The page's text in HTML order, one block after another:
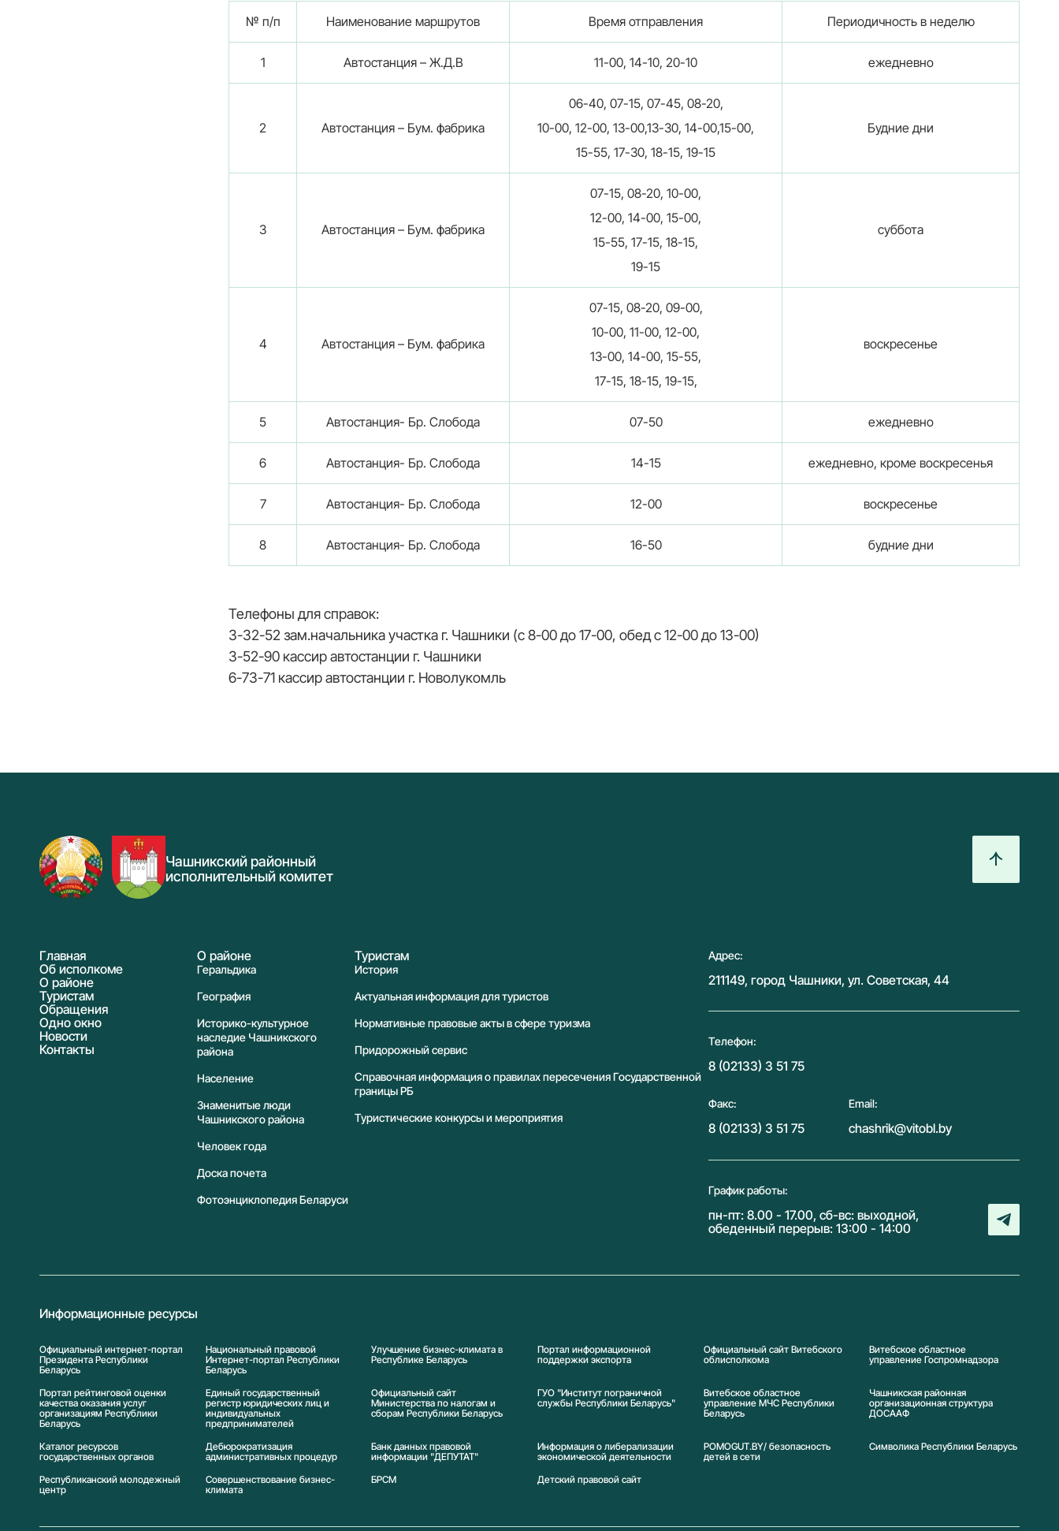
№ п/п Наименование маршрутов Время отправления Периодичность в неделю
1 Автостанция – Ж.Д.В 11-00, 14-10, 20-10 ежедневно
2 Автостанция – Бум. фабрика
06-40, 07-15, 07-45, 08-20,
10-00, 12-00, 13-00,13-30, 14-00,15-00,
15-55, 17-30, 18-15, 19-15
Будние дни
3 Автостанция – Бум. фабрика
07-15, 08-20, 10-00,
12-00, 14-00, 15-00,
15-55, 17-15, 18-15,
19-15
суббота
4 Автостанция – Бум. фабрика
07-15, 08-20, 09-00,
10-00, 11-00, 12-00,
13-00, 14-00, 15-55,
17-15, 18-15, 19-15,
воскресенье
5 Автостанция- Бр. Слобода 07-50 ежедневно
6 Автостанция- Бр. Слобода 14-15 ежедневно, кроме воскресенья
7 Автостанция- Бр. Слобода 12-00 воскресенье
8 Автостанция- Бр. Слобода 16-50 будние дни
Телефоны для справок:
3-32-52 зам.начальника участка г. Чашники (с 8-00 до 17-00, обед с 12-00 до 13-00)
3-52-90 кассир автостанции г. Чашники
6-73-71 кассир автостанции г. Новолукомль
Чашникский районный
исполнительный комитет
Главная
Об исполкоме
О районе
Туристам
Обращения
Одно окно
Новости
Контакты
О районе
Геральдика
География
Историко-культурное
наследие Чашникского
района
Население
Знаменитые люди
Чашникского района
Человек года
Доска почета
Фотоэнциклопедия Беларуси
Туристам
История
Актуальная информация для туристов
Нормативные правовые акты в сфере туризма
Придорожный сервис
Справочная информация о правилах пересечения Государственной
границы РБ
Туристические конкурсы и мероприятия
Адрес:
211149, город Чашники, ул. Советская, 44
Телефон:
8 (02133) 3 51 75
Факс:
8 (02133) 3 51 75
Email:
chashrik@vitobl.by
График работы:
пн-пт: 8.00 - 17.00, сб-вс: выходной,
обеденный перерыв: 13:00 - 14:00
Информационные ресурсы
Официальный интернет-портал
Президента Республики
Беларусь
Национальный правовой
Интернет-портал Республики
Беларусь
Улучшение бизнес-климата в
Республике Беларусь
Портал информационной
поддержки экспорта
Официальный сайт Витебского
облисполкома
Витебское областное
управление Госпромнадзора
Портал рейтинговой оценки
качества оказания услуг
организациям Республики
Беларусь
Единый государственный
регистр юридических лиц и
индивидуальных
предпринимателей
Официальный сайт
Министерства по налогам и
сборам Республики Беларусь
ГУО "Институт пограничной
службы Республики Беларусь"
Витебское областное
управление МЧС Республики
Беларусь
Чашникская районная
организационная структура
ДОСААФ
Каталог ресурсов
государственных органов
Дебюрократизация
административных процедур
Банк данных правовой
информации "ДЕПУТАТ"
Информация о либерализации
экономической деятельности
POMOGUT.BY/ безопасность
детей в сети
Символика Реcпублики Беларусь
Республиканский молодежный
центр
Совершенствование бизнес-
климата
БРСМ Детский правовой сайт